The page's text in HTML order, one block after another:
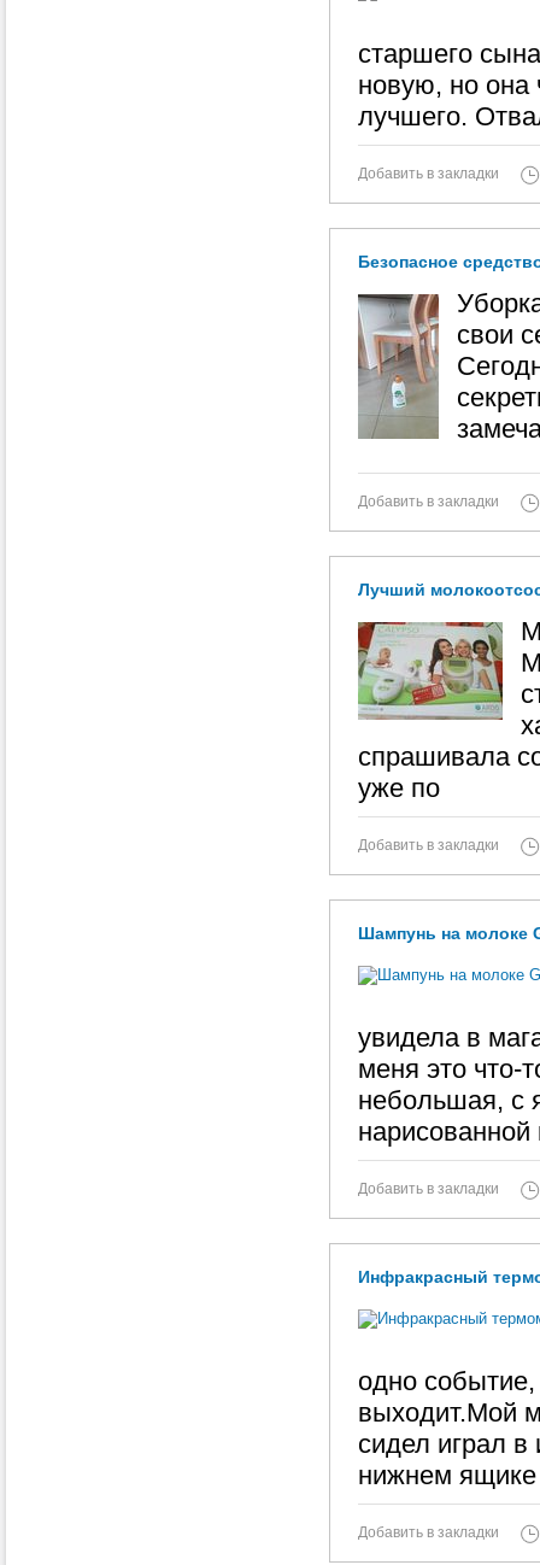
старшего
новую, но она
лучшего.
Добавить в закладки
Безопасное
свои
Добавить в закладки
Лучший
спрашивала
уже по
Добавить в закладки
Шампунь на молоке
увидела в
меня это что-
небольшая, с
нарисованной
Добавить в закладки
Инфракрасный
одно
выходит.Мой
сидел играл
нижнем
Добавить в закладки